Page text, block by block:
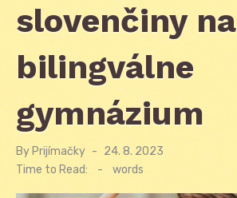
slovenčiny na
bilingválne
gymnázium
By Prijímačky
Posted
on
24. 8. 2023
Time to Read:
- words